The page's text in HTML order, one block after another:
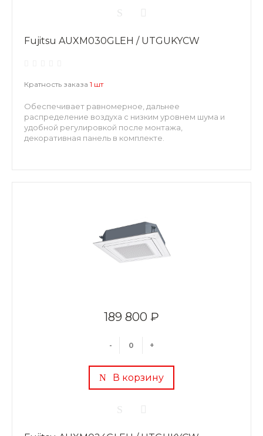
Fujitsu AUXM030GLEH / UTGUKYCW
Кратность заказа 1 шт
Обеспечивает равномерное, дальнее
распределение воздуха с низким уровнем шума и
удобной регулировкой после монтажа,
декоративная панель в комплекте.
189 800 ₽
- +
В корзину